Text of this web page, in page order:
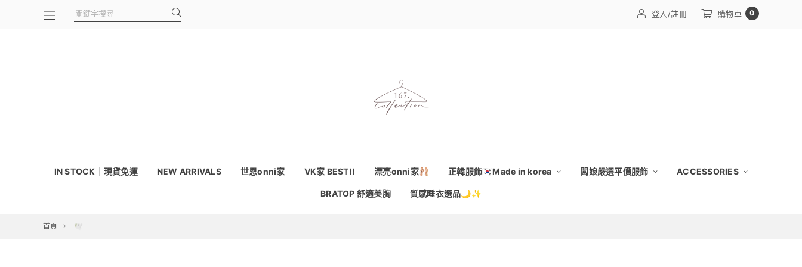
登入/註冊 購物車 0
IN STOCK｜現貨免運 NEW ARRIVALS 世恩onni家 VK家 BEST!! 漂亮onni家🩰 正韓服飾🇰🇷Made in korea 闆娘嚴選平價服飾 ACCESSORIES
BRATOP 舒適美胸 質感睡衣選品🌙✨
首頁 🕊️